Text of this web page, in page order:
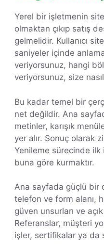
Yerel bir işletmenin
olmaktan çıkıp satış
gelmelidir. Kullanıcı
saniyeler içinde
veriyorsunuz, hangi
veriyorsunuz, size
Bu kadar temel bir
net değildir. Ana
metinler, karışık
yer alır. Sonuç olarak
Yenileme sürecinde
buna göre kurmaktır.
Ana sayfada güçlü bir
telefon ve form alanı,
güven unsurları ve açık
Referanslar, müşteri
işler, sertifikalar ya da